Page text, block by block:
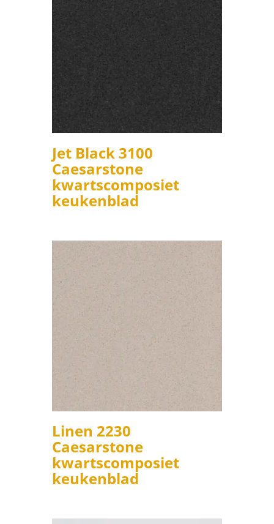
Jet Black 3100
Caesarstone
kwartscomposiet
keukenblad
Linen 2230
Caesarstone
kwartscomposiet
keukenblad